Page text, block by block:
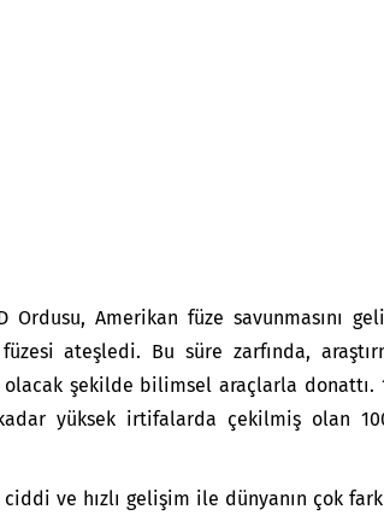
Ordusu, Amerikan füze savunmasını
ateşledi. Bu süre zarfında,
şekilde bilimsel araçlarla donattı.
yüksek irtifalarda çekilmiş olan
ve hızlı gelişim ile dünyanın çok